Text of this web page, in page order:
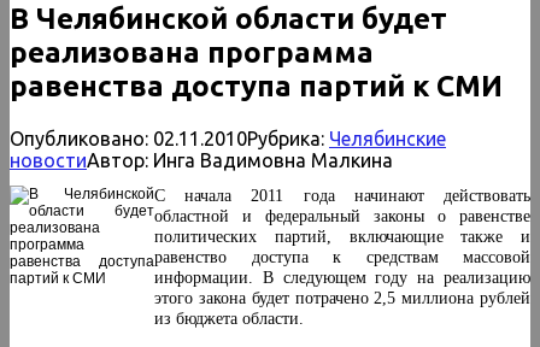
В Челябинской области будет
реализована программа
равенства доступа партий к СМИ
Опубликовано: 02.11.2010Рубрика: Челябинские
новостиАвтор: Инга Вадимовна Малкина
С начала 2011 года начинают действовать
областной и федеральный законы о равенстве
политических партий, включающие также и
равенство доступа к средствам массовой
информации. В следующем году на реализацию
этого закона будет потрачено 2,5 миллиона рублей
из бюджета области.